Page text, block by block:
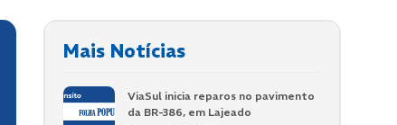
Mais Notícias
ViaSul inicia reparos no pavimento
da BR-386, em Lajeado